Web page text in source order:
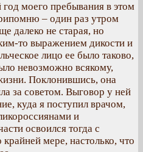
моего пребывания в этом
– один раз утром
далеко не старая, но
то выражением дикости и
лицо ее было таково,
невозможно всякому,
Поклонившись, она
за советом. Выговор у ней
куда я поступил врачом,
и
освоился тогда с
мере, настолько, что